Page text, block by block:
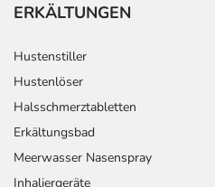
ERKÄLTUNGEN
Hustenstiller
Hustenlöser
Halsschmerztabletten
Erkältungsbad
Meerwasser Nasenspray
Inhaliergeräte